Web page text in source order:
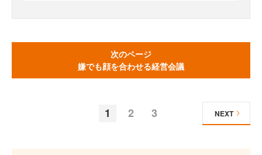
次のページ
嫌でも顔を合わせる経営会議
1 2 3 NEXT